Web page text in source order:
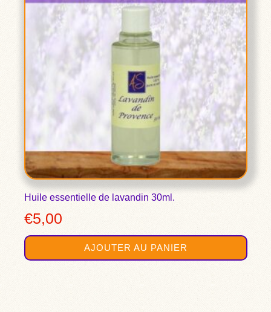
Huile essentielle de lavandin 30ml.
€5,00
AJOUTER AU PANIER